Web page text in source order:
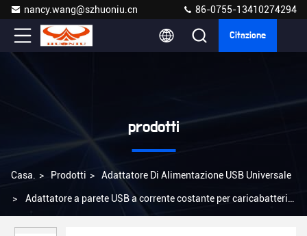
nancy.wang@szhuoniu.cn 86-0755-13410274294
Citazione
prodotti
Casa. > Prodotti > Adattatore Di Alimentazione USB Universale
> Adattatore a parete USB a corrente costante per caricabatterie